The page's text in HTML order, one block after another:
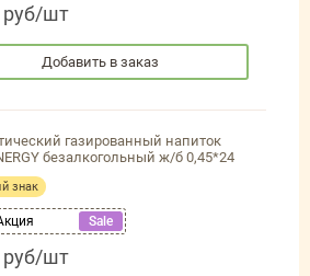
руб/шт
Добавить в заказ
газированный напиток
безалкогольный ж/б 0,45*24
знак
Sale
руб/шт